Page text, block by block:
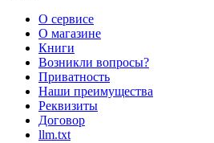
О сервисе
О магазине
Книги
Возникли вопросы?
Приватность
Наши преимущества
Реквизиты
Договор
llm.txt